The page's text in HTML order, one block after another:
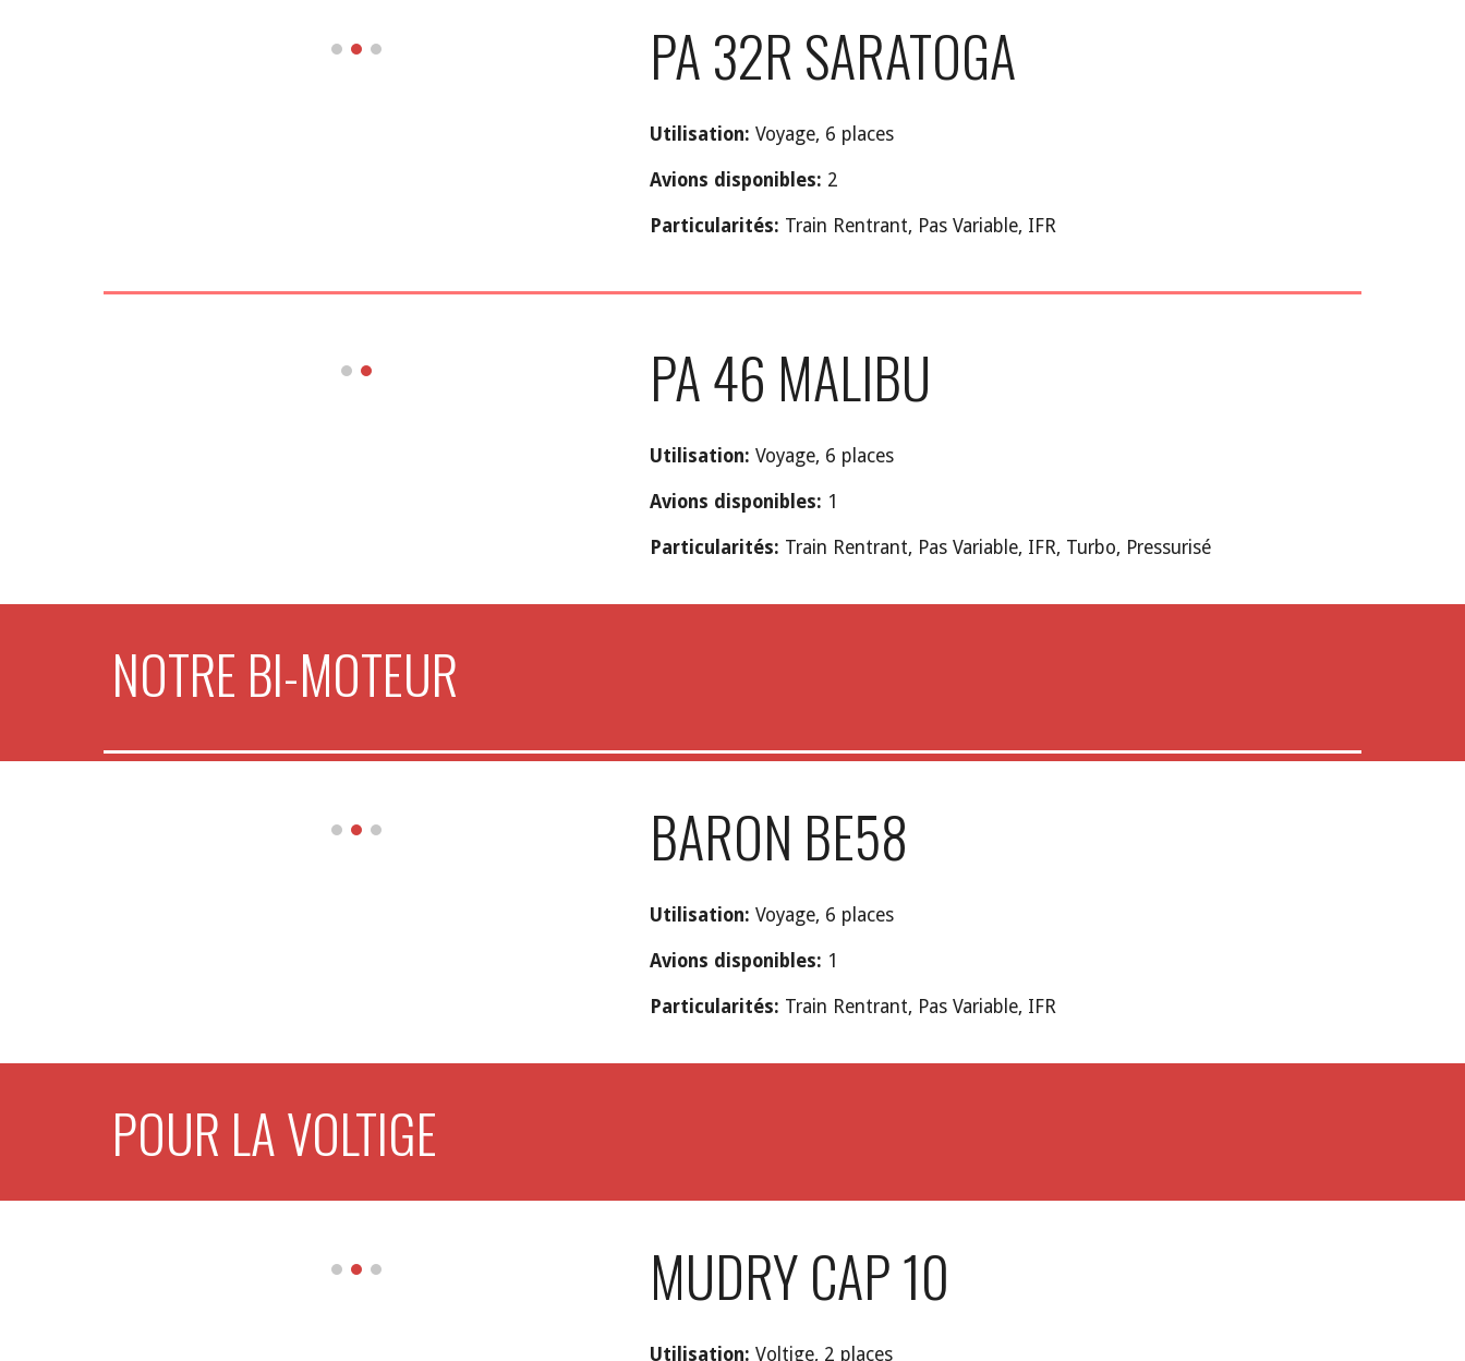
PA32RSARATOGA
Utilisation:Voyage, 6 places
Avions disponibles: 2
Particularités: Train Rentrant, Pas Variable, IFR
PA46 MALIBU
Utilisation:Voyage, 6 places
Avions disponibles: 1
Particularités: Train Rentrant, Pas Variable, IFR, Turbo, Pressurisé
NOTRE BI-MOTEUR
BARON BE58
Utilisation:Voyage, 6 places
Avions disponibles: 1
Particularités: Train Rentrant, Pas Variable, IFR
POUR LA VOLTIGE
MUDRY CAP 10
Utilisation:Voltige, 2 places